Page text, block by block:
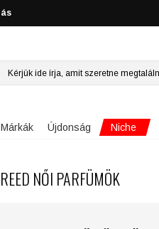
Márkák Újdonság Niche
NŐI PARFÜMÖK